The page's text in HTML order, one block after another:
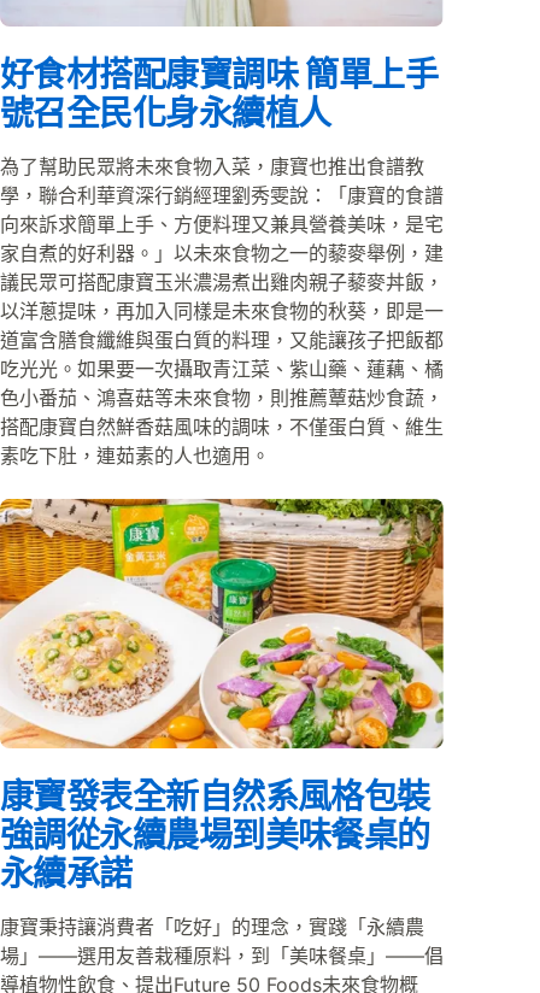
好食材搭配康寶調味 簡單上手
號召全民化身永續植人
為了幫助民眾將未來食物入菜，康寶也推出食譜教
學，聯合利華資深行銷經理劉秀雯說：「康寶的食譜
向來訴求簡單上手、方便料理又兼具營養美味，是宅
家自煮的好利器。」以未來食物之一的藜麥舉例，建
議民眾可搭配康寶玉米濃湯煮出雞肉親子藜麥丼飯，
以洋蔥提味，再加入同樣是未來食物的秋葵，即是一
道富含膳食纖維與蛋白質的料理，又能讓孩子把飯都
吃光光。如果要一次攝取青江菜、紫山藥、蓮藕、橘
色小番茄、鴻喜菇等未來食物，則推薦蕈菇炒食蔬，
搭配康寶自然鮮香菇風味的調味，不僅蛋白質、維生
素吃下肚，連茹素的人也適用。
康寶發表全新自然系風格包裝
強調從永續農場到美味餐桌的
永續承諾
康寶秉持讓消費者「吃好」的理念，實踐「永續農
場」——選用友善栽種原料，到「美味餐桌」——倡
導植物性飲食、提出Future 50 Foods未來食物概